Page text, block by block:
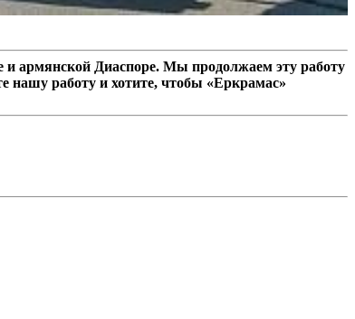
армянской Диаспоре. Мы продолжаем эту работу
нашу работу и хотите, чтобы «Еркрамас»